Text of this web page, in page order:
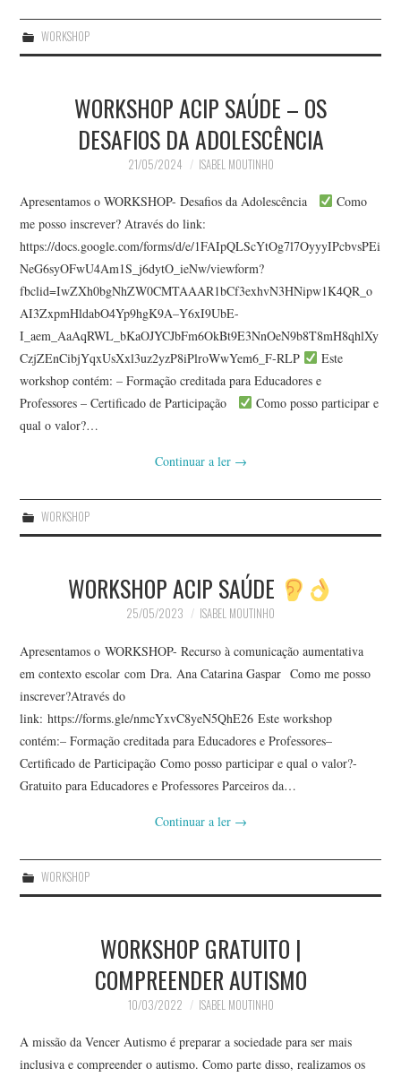
WORKSHOP
WORKSHOP ACIP SAÚDE – OS
DESAFIOS DA ADOLESCÊNCIA
21/05/2024 ISABEL MOUTINHO
Apresentamos o WORKSHOP- Desafios da Adolescência
Como
me posso inscrever? Através do link:
https://docs.google.com/forms/d/e/1FAIpQLScYtOg7l7OyyyIPcbvsPEi
NeG6syOFwU4Am1S_j6dytO_ieNw/viewform?
fbclid=IwZXh0bgNhZW0CMTAAAR1bCf3exhvN3HNipw1K4QR_o
AI3ZxpmHldabO4Yp9hgK9A–Y6xI9UbE-
I_aem_AaAqRWL_bKaOJYCJbFm6OkBt9E3NnOeN9b8T8mH8qhlXy
CzjZEnCibjYqxUsXxl3uz2yzP8iPlroWwYem6_F-RLP
Este
workshop contém: – Formação creditada para Educadores e
Professores – Certificado de Participação
Como posso participar e
qual o valor?…
Continuar a ler →
WORKSHOP
WORKSHOP ACIP SAÚDE
25/05/2023 ISABEL MOUTINHO
Apresentamos o WORKSHOP- Recurso à comunicação aumentativa
em contexto escolar com Dra. Ana Catarina Gaspar Como me posso
inscrever?Através do
link: https://forms.gle/nmcYxvC8yeN5QhE26 Este workshop
contém:– Formação creditada para Educadores e Professores–
Certificado de Participação Como posso participar e qual o valor?-
Gratuito para Educadores e Professores Parceiros da…
Continuar a ler →
WORKSHOP
WORKSHOP GRATUITO |
COMPREENDER AUTISMO
10/03/2022 ISABEL MOUTINHO
A missão da Vencer Autismo é preparar a sociedade para ser mais
inclusiva e compreender o autismo. Como parte disso, realizamos os